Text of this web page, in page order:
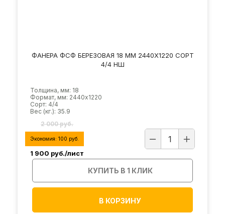
ФАНЕРА ФСФ БЕРЕЗОВАЯ 18 ММ 2440Х1220 СОРТ
4/4 НШ
Толщина, мм: 18
Формат, мм: 2440х1220
Сорт: 4/4
Вес (кг.): 35.9
2 000 руб.
Экономия: 100 руб.
1 900 руб./лист
КУПИТЬ В 1 КЛИК
В КОРЗИНУ